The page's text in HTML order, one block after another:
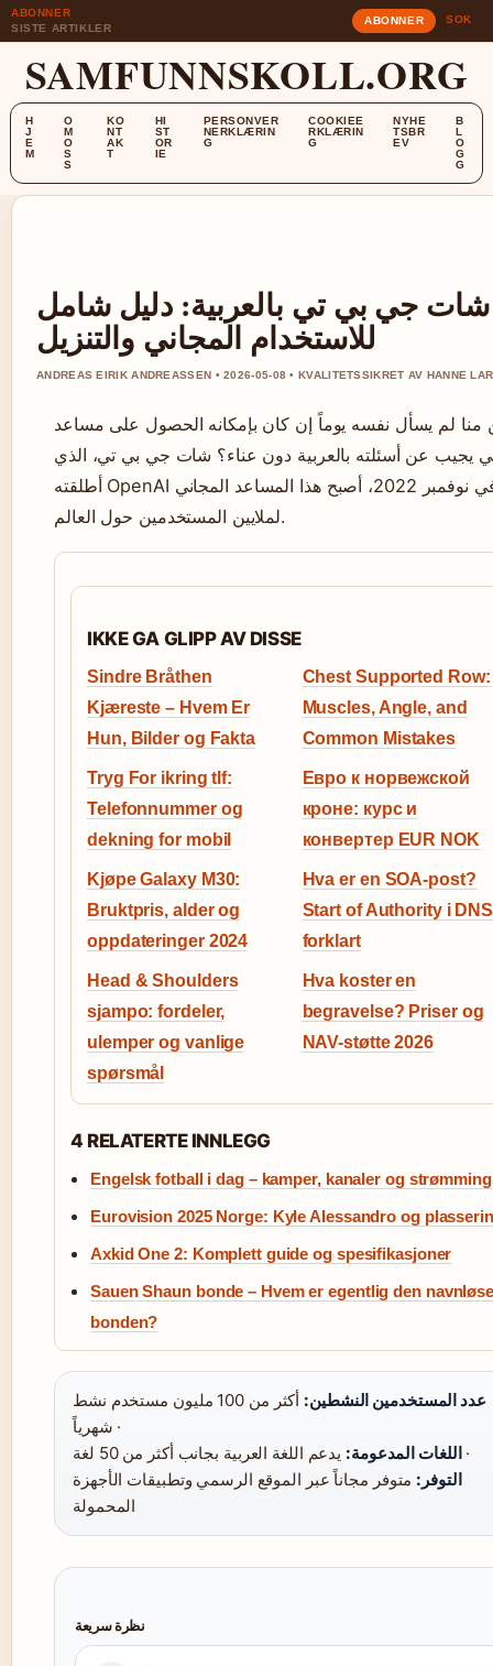
ABONNER
SISTE ARTIKLER
ABONNER SOK
SAMFUNNSKOLL.ORG
H
J
E
M
O
M
O
S
S
KO
NT
AK
T
HI
ST
OR
IE
PERSONVER
NERKLÆRIN
G
COOKIEE
RKLÆRIN
G
NYHE
TSBR
EV
B
L
O
G
G
شات جي بي تي بالعربية: دليل شامل
للاستخدام المجاني والتنزيل
ANDREAS EIRIK ANDREASSEN • 2026-05-08 • KVALITETSSIKRET AV HANNE
منا لم يسأل نفسه يوماً إن كان بإمكانه الحصول على مساعد
يجيب عن أسئلته بالعربية دون عناء؟ شات جي بي تي، الذي
أطلقته OpenAI في نوفمبر 2022، أصبح هذا المساعد المجاني
لملايين المستخدمين حول العالم.
IKKE GA GLIPP AV DISSE
Sindre Bråthen
Kjæreste – Hvem Er
Hun, Bilder og Fakta
Chest Supported Row:
Muscles, Angle, and
Common Mistakes
Tryg For ikring tlf:
Telefonnummer og
dekning for mobil
Евро к норвежской
кроне: курс и
конвертер EUR NOK
Kjøpe Galaxy M30:
Bruktpris, alder og
oppdateringer 2024
Hva er en SOA-post?
Start of Authority i DNS
forklart
Head & Shoulders
sjampo: fordeler,
ulemper og vanlige
spørsmål
Hva koster en
begravelse? Priser og
NAV-støtte 2026
4 RELATERTE INNLEGG
Engelsk fotball i dag – kamper, kanaler og strømming
Eurovision 2025 Norge: Kyle Alessandro og
Axkid One 2: Komplett guide og spesifikasjoner
Sauen Shaun bonde – Hvem er egentlig den
bonden?
عدد المستخدمين النشطين:
أكثر من 100 مليون مستخدم نشط
شهرياً ·
اللغات المدعومة:يدعم اللغة العربية بجانب أكثر من 50 لغة ·
التوفر: متوفر مجاناً عبر الموقع الرسمي وتطبيقات الأجهزة
المحمولة
نظرة سريعة